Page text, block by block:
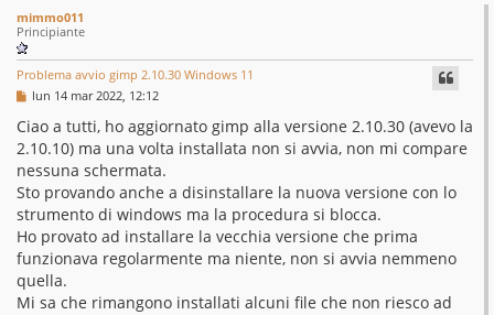
mimmo011
Principiante
Problema avvio gimp 2.10.30 Windows 11
M
s
s
a
g
g
i
o
lun 14 mar 2022, 12:12
Ciao a tutti, ho aggiornato gimp alla versione 2.10.30 (avevo la
2.10.10) ma una volta installata non si avvia, non mi compare
nessuna schermata.
Sto provando anche a disinstallare la nuova versione con lo
strumento di windows ma la procedura si blocca.
Ho provato ad installare la vecchia versione che prima
funzionava regolarmente ma niente, non si avvia nemmeno
quella.
Mi sa che rimangono installati alcuni file che non riesco ad